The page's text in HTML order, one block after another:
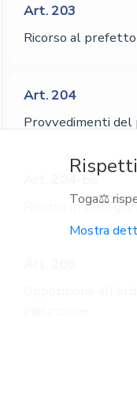
Art. 203
Ricorso al prefetto
Art. 204
Provvedimenti
204-bis
Ricorso in sede
Toga⚖️
Mostra